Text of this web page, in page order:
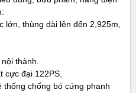
thùng dài lên đến 2,925m,
thành.
cực đại 122PS.
thống chống bó cứng phanh